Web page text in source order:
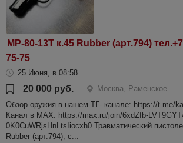
МР-80-13Т к.45 Rubber (арт.794)
75-75
25 Июня, в 08:58
20 000 руб.
Москва, Раменское
Обзор оружия в нашем ТГ- канале: https://t.me/
Канал в МАХ: https://max.ru/join/6xdZfb-
0K0CuWRjsHnLtsIiocxh0 Травматический
Rubber (арт.794), с...